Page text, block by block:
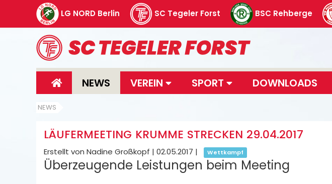
LG NORD Berlin SC Tegeler Forst BSC Rehberge
NEWS VEREIN SPORT DOWNLOADS
NEWS
LÄUFERMEETING KRUMME STRECKEN 29.04.2017
Erstellt von Nadine Großkopf | 02.05.2017 | Wettkampf
Überzeugende Leistungen beim Meeting